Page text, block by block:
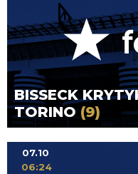
BISSECK
TORINO (9)
07.10
06:24